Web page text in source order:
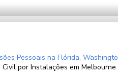
Pessoais na Flórida,
por Instalações em Melbourne